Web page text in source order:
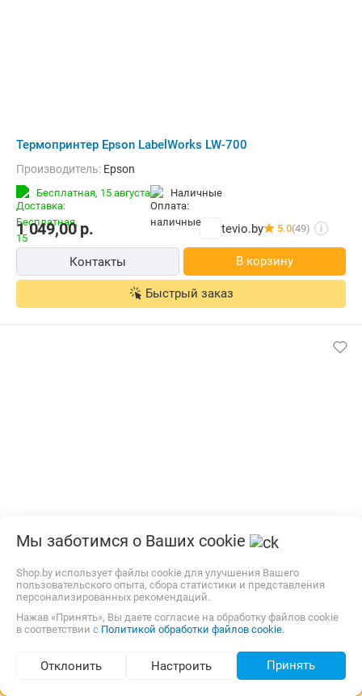
Подбор по параметрам (78)
Термопринтер Epson LabelWorks LW-700
Производитель: Epson
Бесплатная, 15 августа наличные
1 049,00р. tevio.by 5.0(49) i
Контакты В корзину
Быстрый заказ
Оригинальные товары от проверенных поставщиков!
Быстрая доставка по Минску и РБ. О товаре: прямая
термопечать, назначение: чеки, 203 dpi, 250 мм/с, ширина
печати: 80 мм
Изготовитель, гарантийный срок.
newton 5.0(38)
Мы заботимся о Ваших cookie
Shop.by использует файлы cookie для улучшения Вашего
пользовательского опыта, сбора статистики и представления
персонализированных рекомендаций.
Нажав «Принять», Вы даете согласие на обработку файлов cookie
в соответствии с Политикой обработки файлов cookie.
Отклонить Настроить Принять